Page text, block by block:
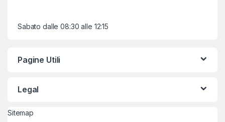
Sabato dalle 08:30 alle 12:15
Pagine Utili
Legal
Sitemap